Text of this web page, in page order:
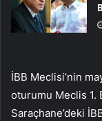
İBB Meclisi’nin
oturumu Meclis 1.
Saraçhane’deki